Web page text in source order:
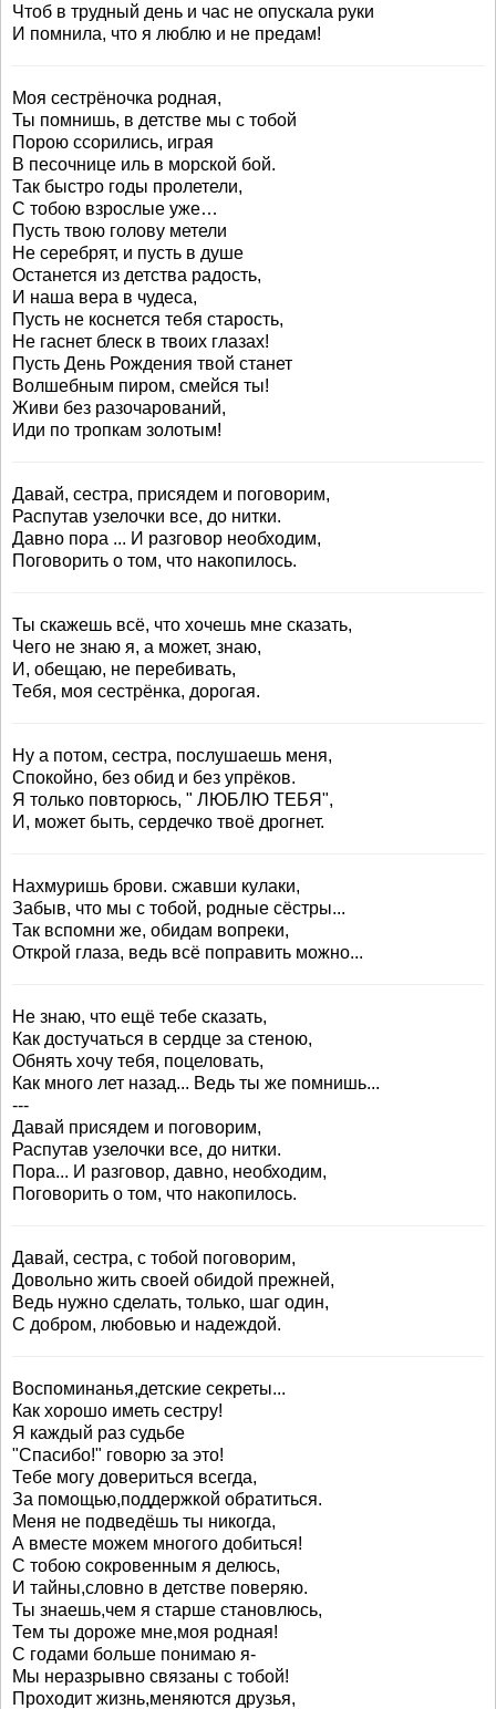
Чтоб в трудный день и час не опускала руки
И помнила, что я люблю и не предам!
Моя сестрёночка родная,
Ты помнишь, в детстве мы с тобой
Порою ссорились, играя
В песочнице иль в морской бой.
Так быстро годы пролетели,
С тобою взрослые уже…
Пусть твою голову метели
Не серебрят, и пусть в душе
Останется из детства радость,
И наша вера в чудеса,
Пусть не коснется тебя старость,
Не гаснет блеск в твоих глазах!
Пусть День Рождения твой станет
Волшебным пиром, смейся ты!
Живи без разочарований,
Иди по тропкам золотым!
Давай, сестра, присядем и поговорим,
Распутав узелочки все, до нитки.
Давно пора ... И разговор необходим,
Поговорить о том, что накопилось.
Ты скажешь всё, что хочешь мне сказать,
Чего не знаю я, а может, знаю,
И, обещаю, не перебивать,
Тебя, моя сестрёнка, дорогая.
Ну а потом, сестра, послушаешь меня,
Спокойно, без обид и без упрёков.
Я только повторюсь, " ЛЮБЛЮ ТЕБЯ",
И, может быть, сердечко твоё дрогнет.
Нахмуришь брови. сжавши кулаки,
Забыв, что мы с тобой, родные сёстры...
Так вспомни же, обидам вопреки,
Открой глаза, ведь всё поправить можно...
Не знаю, что ещё тебе сказать,
Как достучаться в сердце за стеною,
Обнять хочу тебя, поцеловать,
Как много лет назад... Ведь ты же помнишь...
---
Давай присядем и поговорим,
Распутав узелочки все, до нитки.
Пора... И разговор, давно, необходим,
Поговорить о том, что накопилось.
Давай, сестра, с тобой поговорим,
Довольно жить своей обидой прежней,
Ведь нужно сделать, только, шаг один,
С добром, любовью и надеждой.
Воспоминанья,детские секреты...
Как хорошо иметь сестру!
Я каждый раз судьбе
"Спасибо!" говорю за это!
Тебе могу довериться всегда,
За помощью,поддержкой обратиться.
Меня не подведёшь ты никогда,
А вместе можем многого добиться!
С тобою сокровенным я делюсь,
И тайны,словно в детстве поверяю.
Ты знаешь,чем я старше становлюсь,
Тем ты дороже мне,моя родная!
С годами больше понимаю я-
Мы неразрывно связаны с тобой!
Проходит жизнь,меняются друзья,